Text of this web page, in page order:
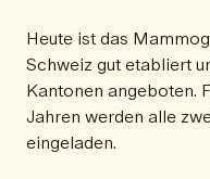
Heute ist das
Schweiz gut etabliert
Kantonen angeboten.
Jahren werden alle
eingeladen.